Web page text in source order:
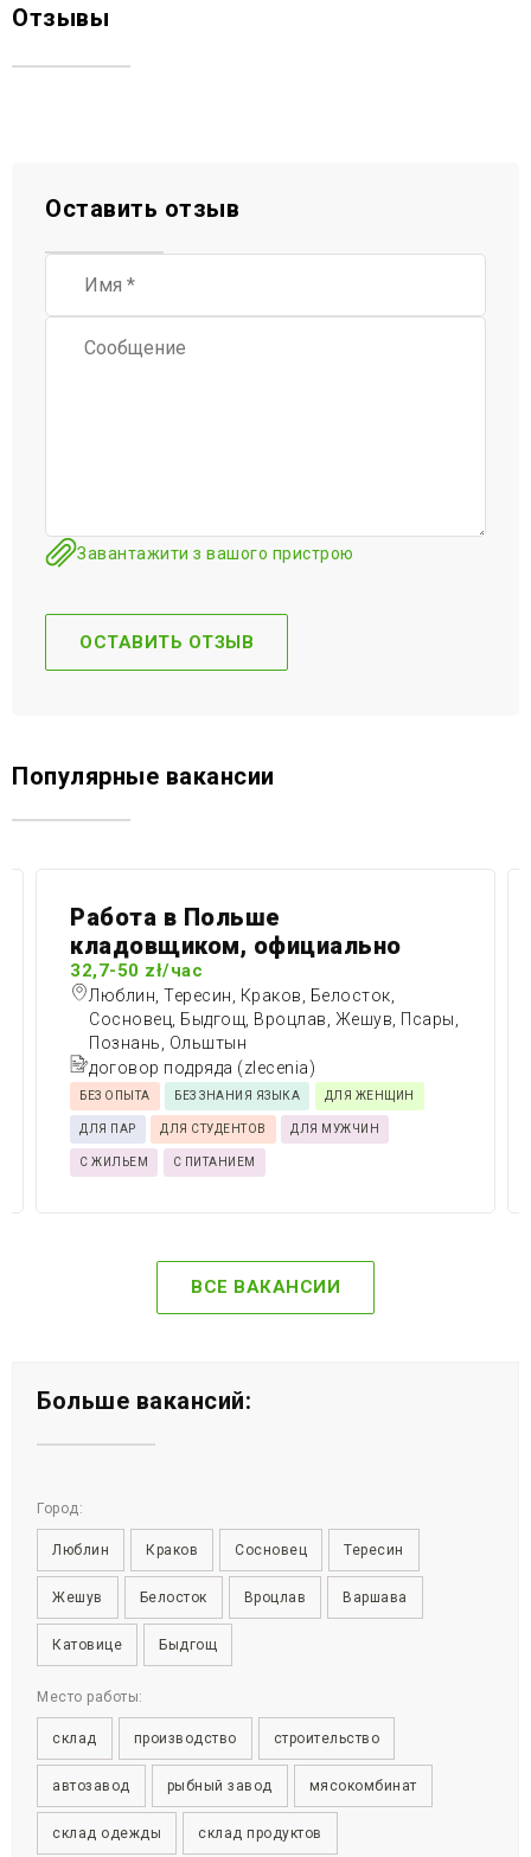
Отзывы
Оставить отзыв
Завантажити з вашого пристрою
Популярные вакансии
Работа в Польше
кладовщиком, официально
32,7-50 zł/час
Люблин, Тересин, Краков, Белосток,
Сосновец, Быдгощ, Вроцлав, Жешув, Псары,
Познань, Ольштын
договор подряда (zlecenia)
БЕЗ ОПЫТА БЕЗ ЗНАНИЯ ЯЗЫКА ДЛЯ ЖЕНЩИН
ДЛЯ ПАР ДЛЯ СТУДЕНТОВ ДЛЯ МУЖЧИН
С ЖИЛЬЕМ С ПИТАНИЕМ
ВСЕ ВАКАНСИИ
Больше вакансий:
Город:
Люблин Краков Сосновец Тересин
Жешув Белосток Вроцлав Варшава
Катовице Быдгощ
Место работы:
склад производство строительство
автозавод рыбный завод мясокомбинат
склад одежды склад продуктов